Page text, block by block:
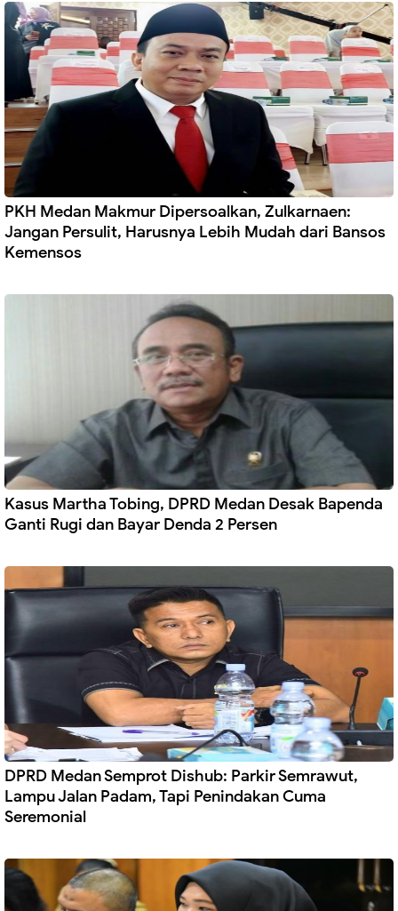
PKH Medan Makmur Dipersoalkan, Zulkarnaen:
Jangan Persulit, Harusnya Lebih Mudah dari Bansos
Kemensos
Kasus Martha Tobing, DPRD Medan Desak Bapenda
Ganti Rugi dan Bayar Denda 2 Persen
DPRD Medan Semprot Dishub: Parkir Semrawut,
Lampu Jalan Padam, Tapi Penindakan Cuma
Seremonial